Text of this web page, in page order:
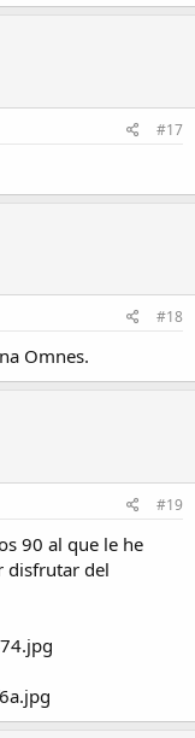
#17
#18
Omnes.
#19
90 al que le he
disfrutar del